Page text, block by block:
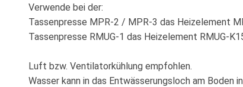
Verwende bei der:
Tassenpresse MPR-2 / MPR-3 das Heizelement
Tassenpresse RMUG-1 das Heizelement RMUG-
Luft bzw. Ventilatorkühlung empfohlen.
Wasser kann in das Entwässerungsloch am Boden